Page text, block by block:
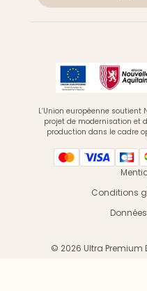
L’Union européenne soutient
projet de modernisation et
production dans le cadre
Conditions
© 2026 Ultra Premium